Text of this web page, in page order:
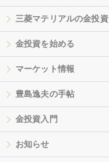
三菱マテリアルの金投資
金投資を始める
マーケット情報
豊島逸夫の手帖
金投資入門
お知らせ